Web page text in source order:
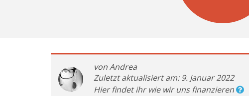
von Andrea
Zuletzt aktualisiert am: 9. Januar 2022
Hier findet ihr wie wir uns finanzieren